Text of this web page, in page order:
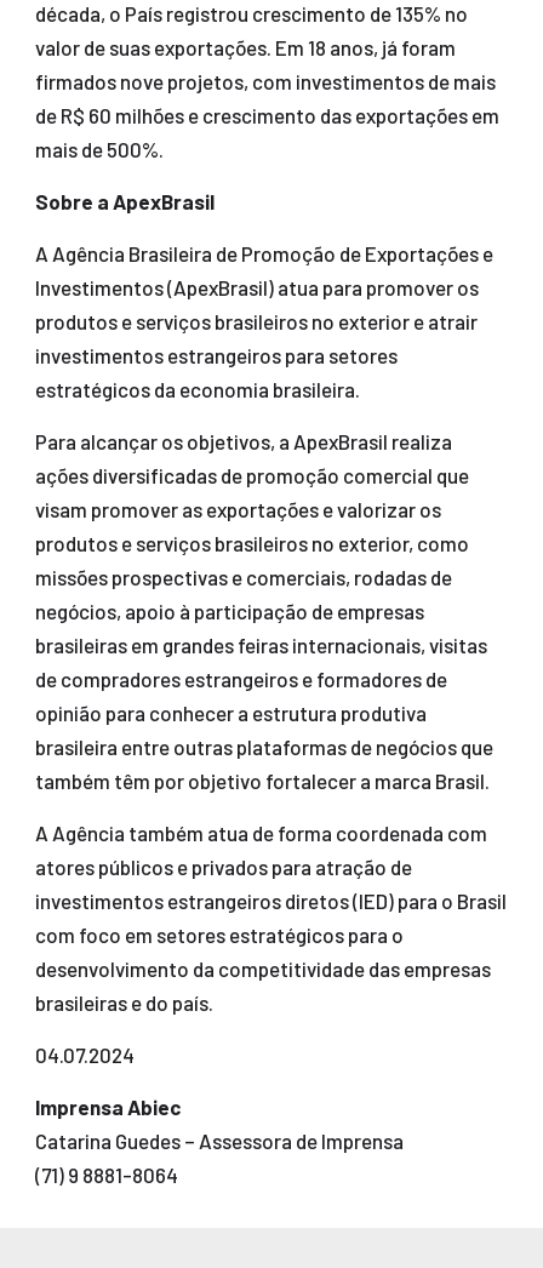
década, o País registrou crescimento de 135% no
valor de suas exportações. Em 18 anos, já foram
firmados nove projetos, com investimentos de mais
de R$ 60 milhões e crescimento das exportações em
mais de 500%.
Sobre a ApexBrasil
A Agência Brasileira de Promoção de Exportações e
Investimentos (ApexBrasil) atua para promover os
produtos e serviços brasileiros no exterior e atrair
investimentos estrangeiros para setores
estratégicos da economia brasileira.
Para alcançar os objetivos, a ApexBrasil realiza
ações diversificadas de promoção comercial que
visam promover as exportações e valorizar os
produtos e serviços brasileiros no exterior, como
missões prospectivas e comerciais, rodadas de
negócios, apoio à participação de empresas
brasileiras em grandes feiras internacionais, visitas
de compradores estrangeiros e formadores de
opinião para conhecer a estrutura produtiva
brasileira entre outras plataformas de negócios que
também têm por objetivo fortalecer a marca Brasil.
A Agência também atua de forma coordenada com
atores públicos e privados para atração de
investimentos estrangeiros diretos (IED) para o Brasil
com foco em setores estratégicos para o
desenvolvimento da competitividade das empresas
brasileiras e do país.
04.07.2024
Imprensa Abiec
Catarina Guedes – Assessora de Imprensa
(71) 9 8881-8064